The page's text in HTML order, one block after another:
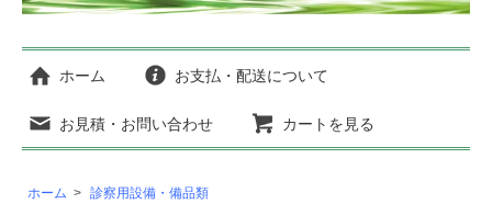
ホーム お支払・配送について
お見積・お問い合わせ カートを見る
ホーム > 診察用設備・備品類